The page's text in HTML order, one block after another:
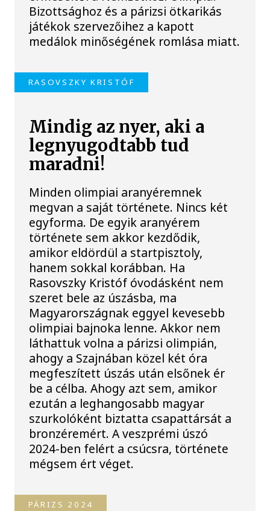
Bizottsághoz és a párizsi ötkarikás
játékok szervezőihez a kapott
medálok minőségének romlása miatt.
RASOVSZKY KRISTÓF
Mindig az nyer, aki a
legnyugodtabb tud
maradni!
Minden olimpiai aranyéremnek
megvan a saját története. Nincs két
egyforma. De egyik aranyérem
története sem akkor kezdődik,
amikor eldördül a startpisztoly,
hanem sokkal korábban. Ha
Rasovszky Kristóf óvodásként nem
szeret bele az úszásba, ma
Magyarországnak eggyel kevesebb
olimpiai bajnoka lenne. Akkor nem
láthattuk volna a párizsi olimpián,
ahogy a Szajnában közel két óra
megfeszített úszás után elsőnek ér
be a célba. Ahogy azt sem, amikor
ezután a leghangosabb magyar
szurkolóként biztatta csapattársát a
bronzéremért. A veszprémi úszó
2024-ben felért a csúcsra, története
mégsem ért véget.
PÁRIZS 2024